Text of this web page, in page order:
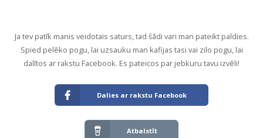
Ja tev patīk manis veidotais saturs, tad šādi vari man pateikt paldies.
Spied pelēko pogu, lai uzsauku man kafijas tasi vai zilo pogu, lai
dalītos ar rakstu Facebook. Es pateicos par jebkuru tavu izvēli!
Dalies ar rakstu Facebook
Atbalstīt